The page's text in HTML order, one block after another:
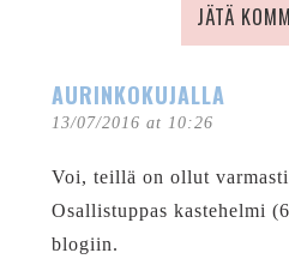
JÄTÄ
AURINKOKUJALLA
13/07/2016 at 10:26
Voi, teillä on ollut
Osallistuppas kastehelmi
blogiin.